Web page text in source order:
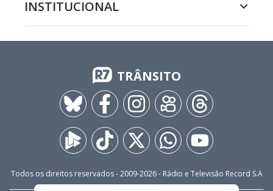
INSTITUCIONAL
TRÂNSITO
Todos os direitos reservados - 2009-2026- Rádio e Televisão Record S.A